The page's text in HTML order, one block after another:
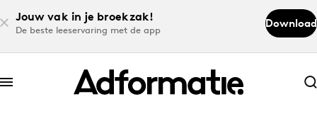
Jouw vak in je broekzak!
De beste leeservaring met de app
Download
Abonneer nu
Abonneer nu